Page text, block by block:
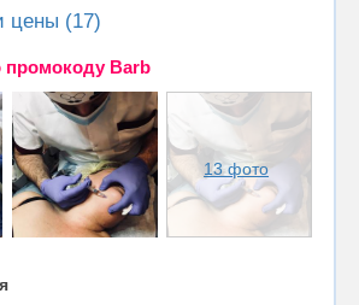
цены (17)
промокоду Barb
13 фото